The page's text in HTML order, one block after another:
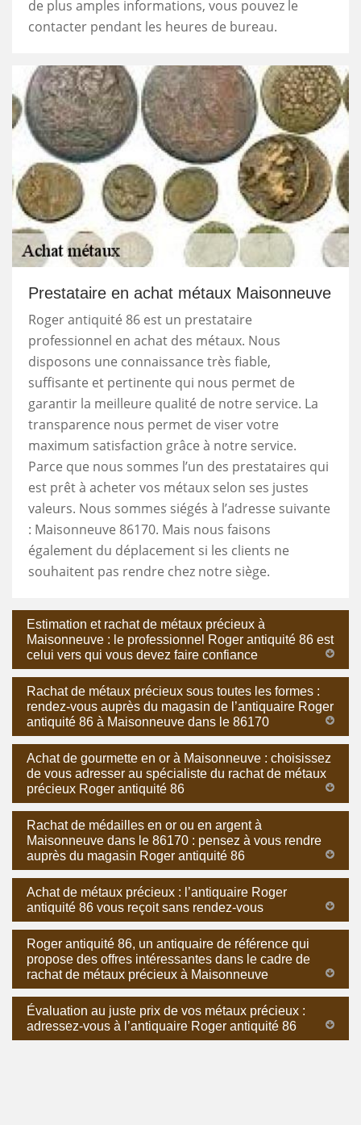
de plus amples informations, vous pouvez le
contacter pendant les heures de bureau.
Prestataire en achat métaux Maisonneuve
Roger antiquité 86 est un prestataire
professionnel en achat des métaux. Nous
disposons une connaissance très fiable,
suffisante et pertinente qui nous permet de
garantir la meilleure qualité de notre service. La
transparence nous permet de viser votre
maximum satisfaction grâce à notre service.
Parce que nous sommes l’un des prestataires qui
est prêt à acheter vos métaux selon ses justes
valeurs. Nous sommes siégés à l’adresse suivante
: Maisonneuve 86170. Mais nous faisons
également du déplacement si les clients ne
souhaitent pas rendre chez notre siège.
Estimation et rachat de métaux précieux à
Maisonneuve : le professionnel Roger antiquité 86 est
celui vers qui vous devez faire confiance
Rachat de métaux précieux sous toutes les formes :
rendez-vous auprès du magasin de l’antiquaire Roger
antiquité 86 à Maisonneuve dans le 86170
Achat de gourmette en or à Maisonneuve : choisissez
de vous adresser au spécialiste du rachat de métaux
précieux Roger antiquité 86
Rachat de médailles en or ou en argent à
Maisonneuve dans le 86170 : pensez à vous rendre
auprès du magasin Roger antiquité 86
Achat de métaux précieux : l’antiquaire Roger
antiquité 86 vous reçoit sans rendez-vous
Roger antiquité 86, un antiquaire de référence qui
propose des offres intéressantes dans le cadre de
rachat de métaux précieux à Maisonneuve
Évaluation au juste prix de vos métaux précieux :
adressez-vous à l’antiquaire Roger antiquité 86